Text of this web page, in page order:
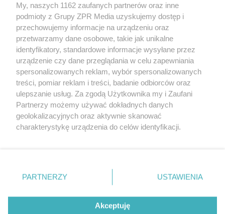
Żaden utwór zamieszczony w serwisie nie może być powielany i
rozpowszechniany lub dalej rozpowszechniany w jakikolwiek sposób (w
tym także elektroniczny lub mechaniczny) na jakimkolwiek polu
eksploatacji w jakiejkolwiek formie, włącznie z umieszczaniem w
Internecie bez pisemnej zgody właściciela praw. Jakiekolwiek użycie lub
wykorzystanie utworów w całości lub w części z naruszeniem prawa,
tzn. bez właściwej zgody, jest zabronione pod groźbą kary i może być
ścigane prawnie.
© 2026 Grupa ZPR Media
My, naszych 1162 zaufanych partnerów oraz inne
podmioty z Grupy ZPR Media uzyskujemy dostęp i
przechowujemy informacje na urządzeniu oraz
przetwarzamy dane osobowe, takie jak unikalne
identyfikatory, standardowe informacje wysyłane przez
urządzenie czy dane przeglądania w celu zapewniania
spersonalizowanych reklam, wybór spersonalizowanych
treści, pomiar reklam i treści, badanie odbiorców oraz
ulepszanie usług. Za zgodą Użytkownika my i Zaufani
Partnerzy możemy używać dokładnych danych
geolokalizacyjnych oraz aktywnie skanować
charakterystykę urządzenia do celów identyfikacji.
zmienić/wycofać klikając przycisk ustawień prywatności
znajdujący się w lewym dolnym rogu strony
rodzaje przetwarzania danych nie wymagają zgody
użytkownika, ale masz prawo sprzeciwić się takiemu
PARTNERZY USTAWIENIA
Akceptuję